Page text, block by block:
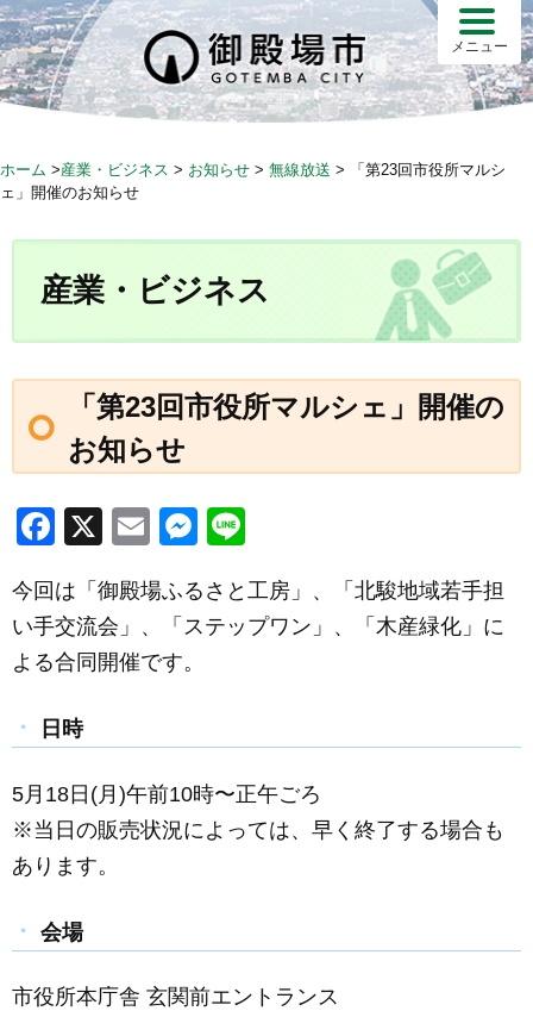
S
k
i
p
メニュー
ホーム >産業・ビジネス > お知らせ > 無線放送 >
「第23回市役所マルシ
ェ」開催のお知らせ
産業・ビジネス
「第23回市役所マルシェ」開催の
お知らせ
F
c
e
b
o
o
k
X
E
ail
M
ss
e
er
e
今回は「御殿場ふるさと工房」、「北駿地域若手担
い手交流会」、「ステップワン」、「木産緑化」に
よる合同開催です。
日時
5月18日(月)午前10時〜正午ごろ
※当日の販売状況によっては、早く終了する場合も
あります。
会場
市役所本庁舎 玄関前エントランス